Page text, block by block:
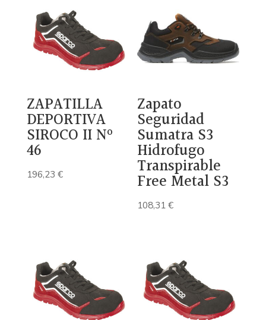
213,24 €.
ZAPATILLA
DEPORTIVA
SIROCO II Nº
46
196,23 €
Zapato
Seguridad
Sumatra S3
Hidrofugo
Transpirable
Free Metal S3
108,31€